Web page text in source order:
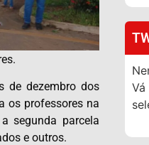
de dezembro dos
os professores na
segunda parcela
e outros.
Vá